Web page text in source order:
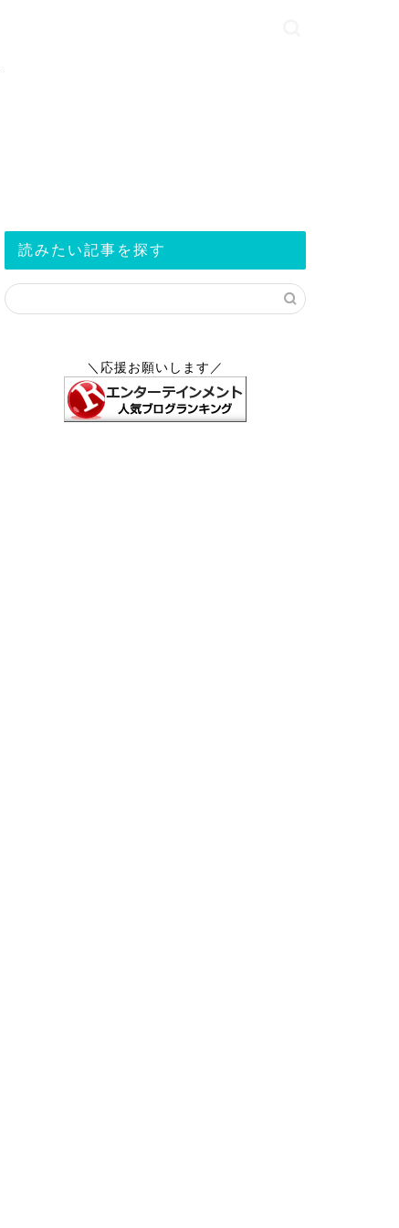
読みたい記事を探す
＼応援お願いします／